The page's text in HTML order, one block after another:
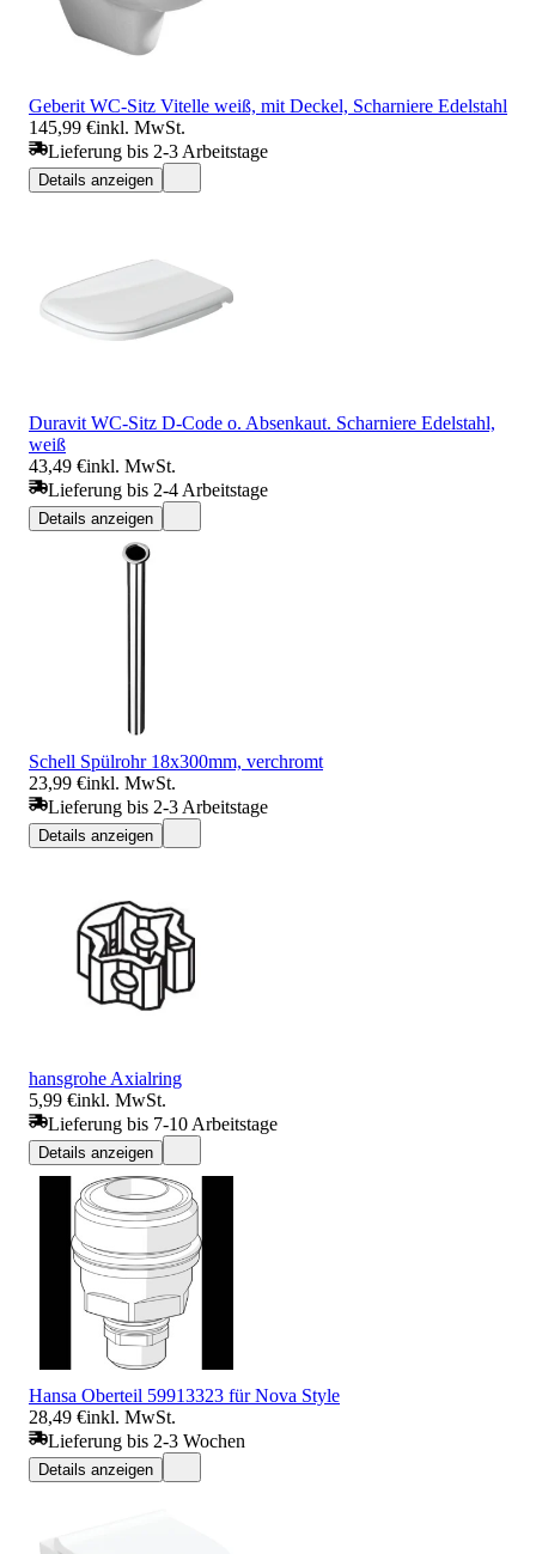
Geberit WC-Sitz Vitelle weiß, mit Deckel, Scharniere Edelstahl
145,99 €inkl. MwSt.
Lieferung bis 2-3 Arbeitstage
Details anzeigen
Duravit WC-Sitz D-Code o. Absenkaut. Scharniere Edelstahl,
weiß
43,49 €inkl. MwSt.
Lieferung bis 2-4 Arbeitstage
Details anzeigen
Schell Spülrohr 18x300mm, verchromt
23,99 €inkl. MwSt.
Lieferung bis 2-3 Arbeitstage
Details anzeigen
hansgrohe Axialring
5,99 €inkl. MwSt.
Lieferung bis 7-10 Arbeitstage
Details anzeigen
Hansa Oberteil 59913323 für Nova Style
28,49 €inkl. MwSt.
Lieferung bis 2-3 Wochen
Details anzeigen